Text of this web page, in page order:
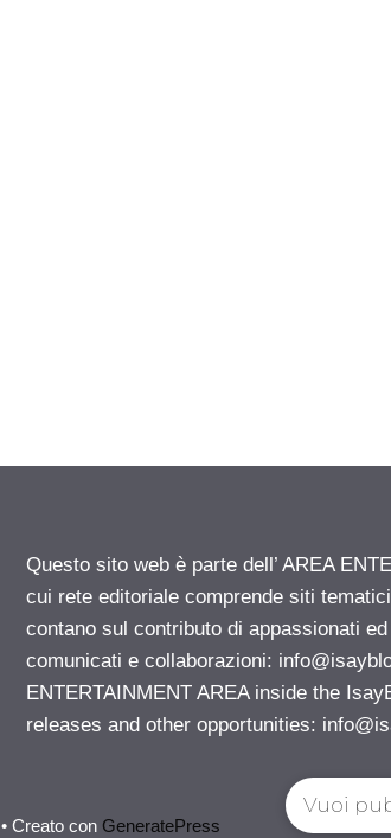
Questo sito web è parte dell’ AREA
cui rete editoriale comprende siti
contano sul contributo di appassionati
comunicati e collaborazioni:
ENTERTAINMENT AREA inside the
releases and other opportunities:
• Creato con GeneratePress
Vuoi